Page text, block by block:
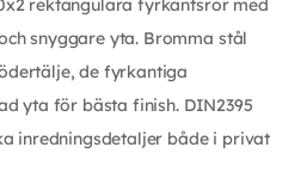
snyggare yta. Bromma stål
de fyrkantiga
yta för bästa finish. DIN2395
inredningsdetaljer både i privat